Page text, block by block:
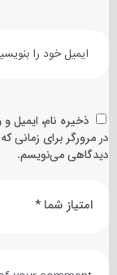
ذخیره نام، ایمیل
در مرورگر برای زمانی که
دیدگاهی می‌نویسم.
امتیاز شما*